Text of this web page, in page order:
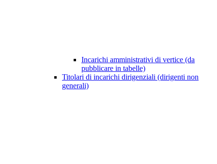
Incarichi amministrativi di vertice (da
pubblicare in tabelle)
Titolari di incarichi dirigenziali (dirigenti non
generali)